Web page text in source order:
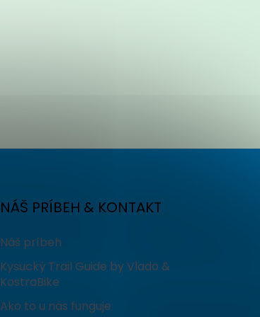
NÁŠ PRÍBEH & KONTAKT
Náš príbeh
Kysucký Trail Guide by Vlado &
KostraBike
Ako to u nás funguje